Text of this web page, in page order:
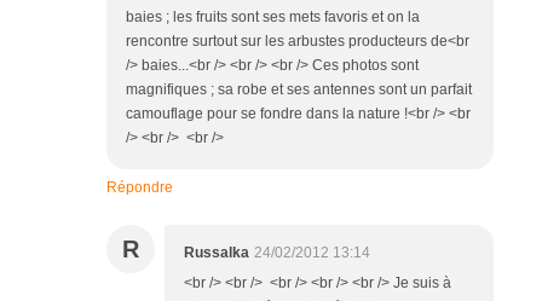
baies ; les fruits sont ses mets favoris et on la
rencontre surtout sur les arbustes producteurs de<br
/> baies...<br /> <br /> <br /> Ces photos sont
magnifiques ; sa robe et ses antennes sont un parfait
camouflage pour se fondre dans la nature !<br /> <br
/> <br /> <br />
Répondre
R Russalka 24/02/2012 13:14
<br /> <br /> <br /> <br /> <br /> Je suis à